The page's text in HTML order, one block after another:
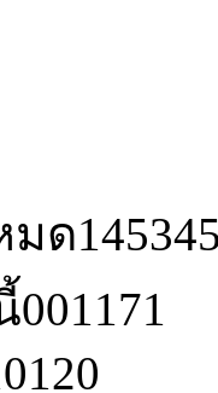
มด
001171